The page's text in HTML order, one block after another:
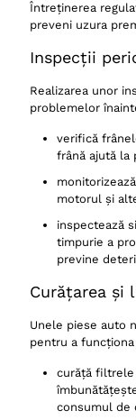
Întreținerea
preveni uzura
Inspecții
Realizarea unor
problemelor
verifică
frână ajută la
motorul și
inspectează
timpurie a
previne
Curățarea și
Unele piese auto
pentru a
curăță filtrele
consumul de